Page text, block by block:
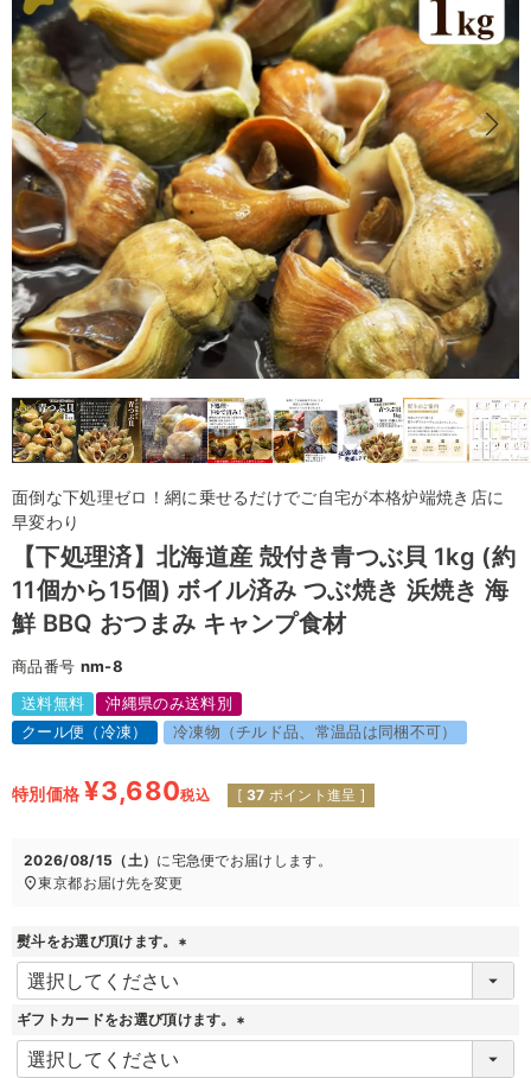
面倒な下処理ゼロ！網に乗せるだけでご自宅が本格炉端焼き店に
早変わり
【下処理済】北海道産 殻付き青つぶ貝 1kg (約
11個から15個) ボイル済み つぶ焼き 浜焼き 海
鮮 BBQ おつまみ キャンプ食材
商品番号 nm-8
送料無料
沖縄県のみ送料別
クール便（冷凍）
冷凍物（チルド品、常温品は同梱不可）
特別価格 ¥3,680税込 [ 37 ポイント進呈 ]
2026/08/15（土） に宅急便でお届けします。
東京都お届け先を変更
熨斗をお選び頂けます。
(
必
須
)
ギフトカードをお選び頂けます。
(